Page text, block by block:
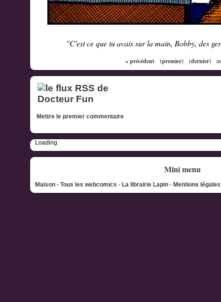
"C'est ce que tu avais sur la main, Bobby, des
« précédent (premier) (dernier)
Mettre le premier commentaire
Loading
Mini menu
Maison - Tous les webcomics - La librairie Lapin - Mentions